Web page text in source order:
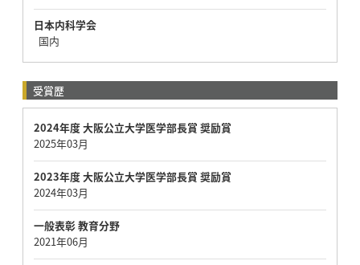
日本内科学会
国内
受賞歴
2024年度 大阪公立大学医学部長賞 奨励賞
2025年03月
2023年度 大阪公立大学医学部長賞 奨励賞
2024年03月
一般表彰 教育分野
2021年06月